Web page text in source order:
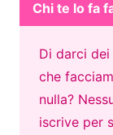
Chi te lo fa
Di darci
che
nulla?
iscrive per